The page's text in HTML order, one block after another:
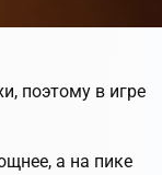
поэтому в игре
а на пике